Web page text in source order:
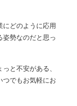
どのように応用
勢なのだと思っ
と不安がある、
つでもお気軽にお